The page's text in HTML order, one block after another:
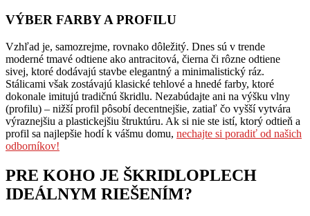
VÝBER FARBY A PROFILU
Vzhľad je, samozrejme, rovnako dôležitý. Dnes sú v trende
moderné tmavé odtiene ako antracitová, čierna či rôzne odtiene
sivej, ktoré dodávajú stavbe elegantný a minimalistický ráz.
Stálicami však zostávajú klasické tehlové a hnedé farby, ktoré
dokonale imitujú tradičnú škridlu. Nezabúdajte ani na výšku vlny
(profilu) – nižší profil pôsobí decentnejšie, zatiaľ čo vyšší vytvára
výraznejšiu a plastickejšiu štruktúru. Ak si nie ste istí, ktorý odtieň a
profil sa najlepšie hodí k vášmu domu, nechajte si poradiť od našich
odborníkov!
PRE KOHO JE ŠKRIDLOPLECH
IDEÁLNYM RIEŠENÍM?